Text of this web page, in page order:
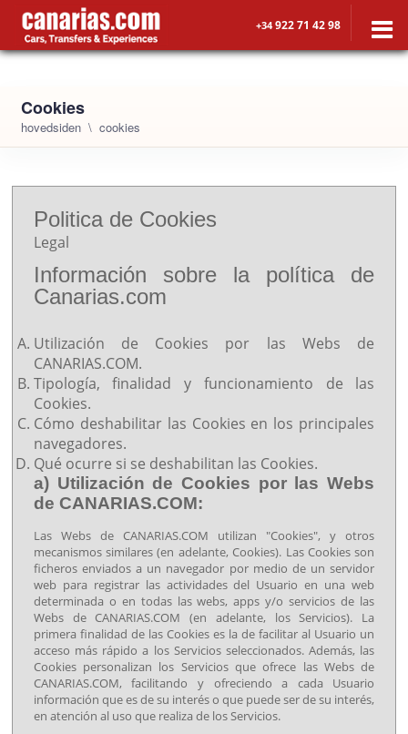
+34922 71 42 98
Cookies
hovedsiden cookies
Politica de Cookies
Legal
Información sobre la política de
Canarias.com
Utilización de Cookies por las Webs de
CANARIAS.COM.
Tipología, finalidad y funcionamiento de las
Cookies.
Cómo deshabilitar las Cookies en los principales
navegadores.
Qué ocurre si se deshabilitan las Cookies.
a) Utilización de Cookies por las Webs
de CANARIAS.COM:
Las Webs de CANARIAS.COM utilizan "Cookies", y otros
mecanismos similares (en adelante, Cookies). Las Cookies son
ficheros enviados a un navegador por medio de un servidor
web para registrar las actividades del Usuario en una web
determinada o en todas las webs, apps y/o servicios de las
Webs de CANARIAS.COM (en adelante, los Servicios). La
primera finalidad de las Cookies es la de facilitar al Usuario un
acceso más rápido a los Servicios seleccionados. Además, las
Cookies personalizan los Servicios que ofrece las Webs de
CANARIAS.COM, facilitando y ofreciendo a cada Usuario
información que es de su interés o que puede ser de su interés,
en atención al uso que realiza de los Servicios.